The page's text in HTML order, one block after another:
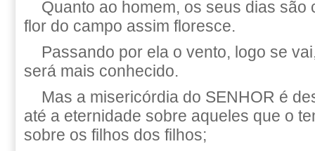
Quanto ao homem, os seus dias são
flor do campo assim floresce.
Passando por ela o vento, logo se
será mais conhecido.
Mas a misericórdia do SENHOR é
até a eternidade sobre aqueles que o
sobre os filhos dos filhos;